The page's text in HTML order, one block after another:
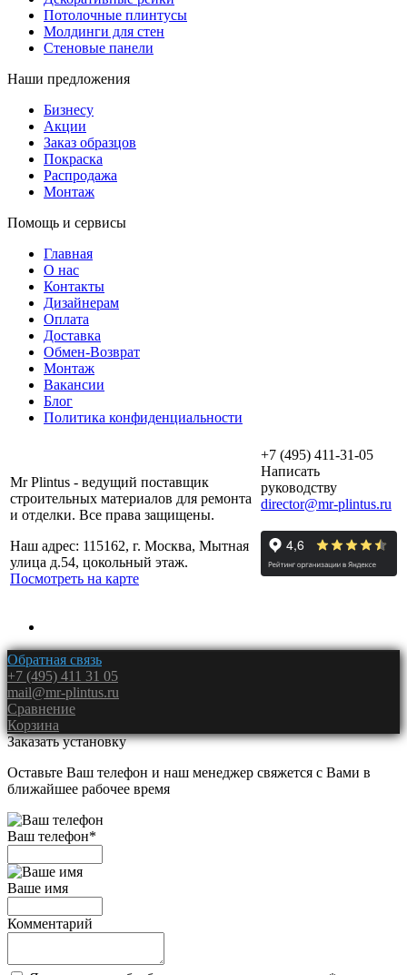
Потолочные плинтусы
Молдинги для стен
Стеновые панели
Наши предложения
Бизнесу
Акции
Заказ образцов
Покраска
Распродажа
Монтаж
Помощь и сервисы
Главная
О нас
Контакты
Дизайнерам
Оплата
Доставка
Обмен-Возврат
Монтаж
Вакансии
Блог
Политика конфиденциальности
Mr Plintus - ведущий поставщик
строительных материалов для ремонта
и отделки. Все права защищены.
Наш адрес: 115162, г. Москва, Мытная
улица д.54, цокольный этаж.
Посмотреть на карте
+7 (495) 411-31-05
Написать
руководству
director@mr-plintus.ru
Обратная связь
+7 (495) 411 31 05
mail@mr-plintus.ru
Сравнение
Корзина
Заказать установку
Оставьте Ваш телефон и наш менеджер свяжется с Вами в
ближайшее рабочее время
Ваш телефон*
Ваше имя
Комментарий